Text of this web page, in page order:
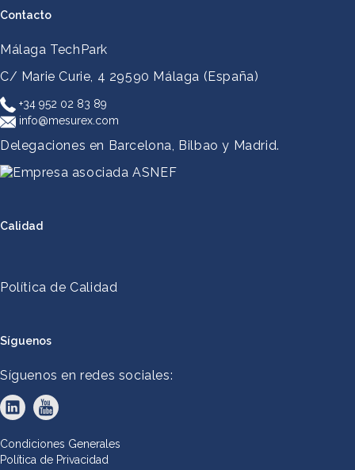
Contacto
Málaga TechPark
C/ Marie Curie, 4 29590 Málaga (España)
+34 952 02 83 89
info@mesurex.com
Delegaciones en Barcelona, Bilbao y Madrid.
Calidad
Política de Calidad
Síguenos
Síguenos en redes sociales:
Condiciones Generales
Política de Privacidad